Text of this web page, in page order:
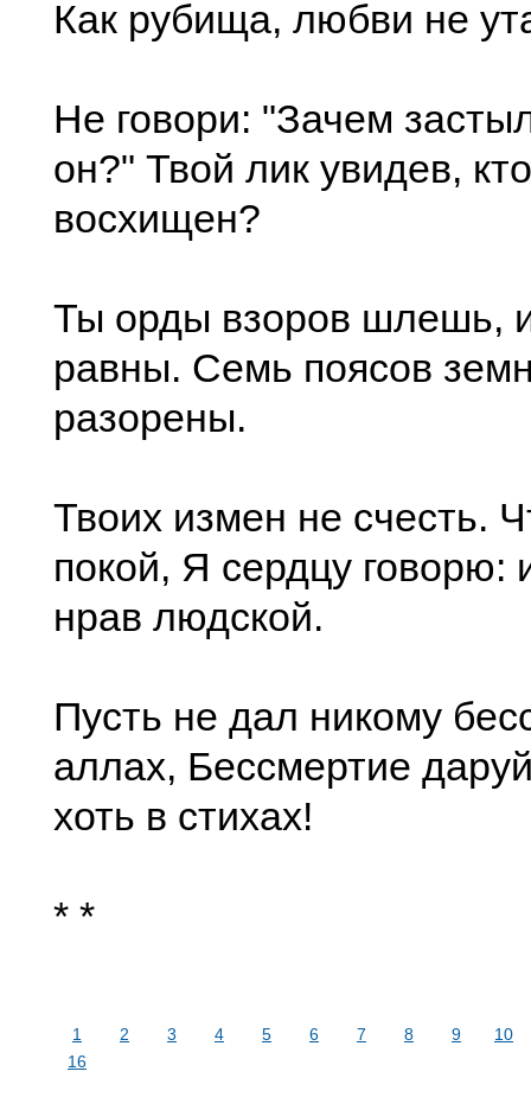
Как рубища, любви не
Не говори: "Зачем
он?" Твой лик увидев,
восхищен?
Ты орды взоров шлешь,
равны. Семь поясов
разорены.
Твоих измен не счесть.
покой, Я сердцу говорю:
нрав людской.
Пусть не дал никому
аллах, Бессмертие
хоть в стихах!
* *
1 2 3 4 5 6 7 8 9
10
16